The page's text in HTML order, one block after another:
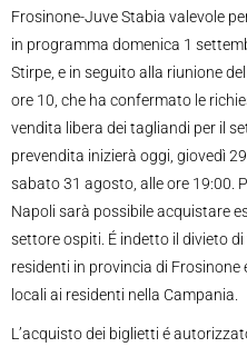
Frosinone-Juve Stabia valevole
in programma domenica 1
Stirpe, e in seguito alla riunione
ore 10, che ha confermato le
vendita libera dei tagliandi per il
prevendita inizierà oggi, giovedì
sabato 31 agosto, alle ore 19:00.
Napoli sarà possibile acquistare
settore ospiti. É indetto il divieto
residenti in provincia di Frosinone
locali ai residenti nella Campania.
L’acquisto dei biglietti é